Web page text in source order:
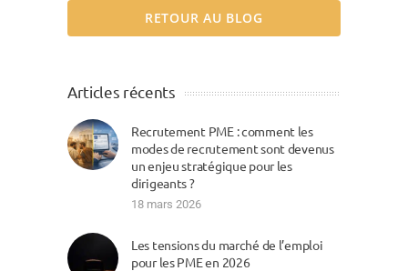
RETOUR AU BLOG
Articles récents
Recrutement PME : comment les
modes de recrutement sont devenus
un enjeu stratégique pour les
dirigeants ?
18 mars 2026
Les tensions du marché de l’emploi
pour les PME en 2026